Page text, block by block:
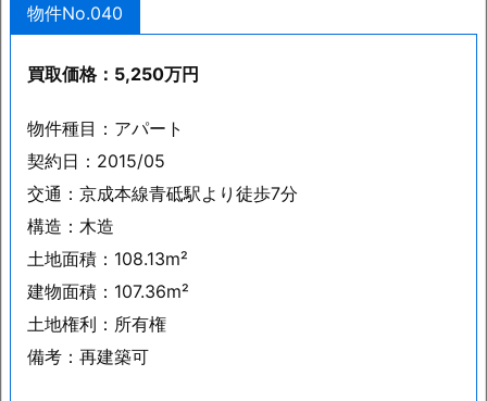
物件No.040
買取価格：5,250万円
物件種目：アパート
契約日：2015/05
交通：京成本線青砥駅より徒歩7分
構造：木造
土地面積：108.13m²
建物面積：107.36m²
土地権利：所有権
備考：再建築可